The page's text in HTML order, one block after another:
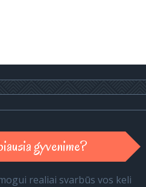
gyvenime?
realiai svarbūs vos keli